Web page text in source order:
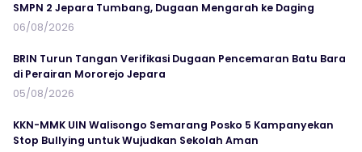
SMPN 2 Jepara Tumbang, Dugaan Mengarah ke Daging
06/08/2026
BRIN Turun Tangan Verifikasi Dugaan Pencemaran Batu Bara
di Perairan Mororejo Jepara
05/08/2026
KKN-MMK UIN Walisongo Semarang Posko 5 Kampanyekan
Stop Bullying untuk Wujudkan Sekolah Aman